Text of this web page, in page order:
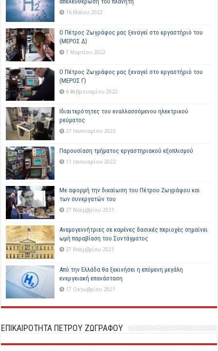
16 Μαΐου 2022
Ο Πέτρος Ζωγράφος μας ξεναγεί στο εργαστήριό του
(ΜΕΡΟΣ Δ)
7 Μαρτίου 2022
Ο Πέτρος Ζωγράφος μας ξεναγεί στο εργαστήριό του
(ΜΕΡΟΣ Γ)
6 Φεβρουαρίου 2022
Ιδιαιτερότητες του εναλλασσόμενου ηλεκτρικού
ρεύματος
27 Ιανουαρίου 2022
Παρουσίαση τμήματος εργαστηριακού εξοπλισμού
11 Ιανουαρίου 2022
Με αφορμή την δικαίωση του Πέτρου Ζωγράφου και
των συνεργατών του
27 Νοεμβρίου 2021
Ανεμογεννήτριες σε καμένες δασικές περιοχές σημαίνει
ωμή παραβίαση του Συντάγματος
27 Νοεμβρίου 2021
Από την Ελλάδα θα ξεκινήσει η επόμενη μεγάλη
ενεργειακή επανάσταση
17 Οκτωβρίου 2021
ΕΠΙΚΑΙΡΟΤΗΤΑ ΠΕΤΡΟΥ ΖΩΓΡΑΦΟΥ